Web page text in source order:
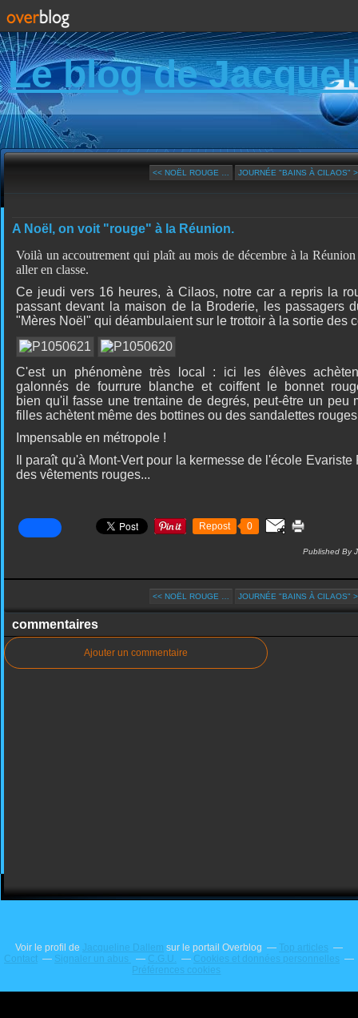
Le blog de
<< NOËL ROUGE … JOURNÉE "BAINS À CILAOS"
A Noël, on voit "rouge" à la Réunion.
Voilà un accoutrement qui plaît au mois de décembre à la
aller en classe.
Ce jeudi vers 16 heures, à Cilaos, notre car a repris la
passant devant la maison de la Broderie, les passagers
"Mères Noël" qui déambulaient sur le trottoir à la sortie des
C'est un phénomène très local : ici les élèves
galonnés de fourrure blanche et coiffent le bonnet
bien qu'il fasse une trentaine de degrés, peut-être un peu
filles achètent même des bottines ou des sandalettes
Impensable en métropole !
Il paraît qu'à Mont-Vert pour la kermesse de l'école
des vêtements rouges...
Repost 0
Published By
<< NOËL ROUGE … JOURNÉE "BAINS À CILAOS"
commentaires
Ajouter un commentaire
Voir le profil de Jacqueline Dallem sur le portail Overblog
Top articles
Contact
Signaler un abus C.G.U.
Cookies et données personnelles
Préférences cookies